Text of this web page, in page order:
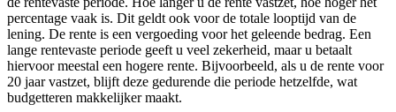
percentage vaak is. Dit geldt ook voor de totale looptijd van de
lening. De rente is een vergoeding voor het geleende bedrag. Een
lange rentevaste periode geeft u veel zekerheid, maar u betaalt
hiervoor meestal een hogere rente. Bijvoorbeeld, als u de rente voor
20 jaar vastzet, blijft deze gedurende die periode hetzelfde, wat
budgetteren makkelijker maakt.